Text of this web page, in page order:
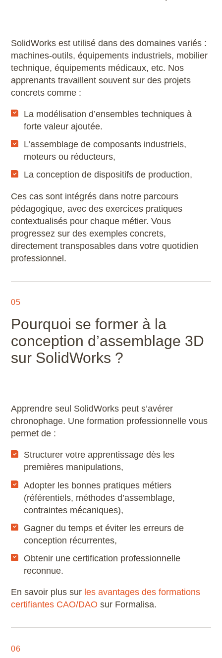
SolidWorks est utilisé dans des domaines variés :
machines-outils, équipements industriels, mobilier
technique, équipements médicaux, etc. Nos
apprenants travaillent souvent sur des projets
concrets comme :
La modélisation d’ensembles techniques à
forte valeur ajoutée.
L’assemblage de composants industriels,
moteurs ou réducteurs,
La conception de dispositifs de production,
Ces cas sont intégrés dans notre parcours
pédagogique, avec des exercices pratiques
contextualisés pour chaque métier. Vous
progressez sur des exemples concrets,
directement transposables dans votre quotidien
professionnel.
05
Pourquoi se former à la
conception d’assemblage 3D
sur SolidWorks ?
Apprendre seul SolidWorks peut s’avérer
chronophage. Une formation professionnelle vous
permet de :
Structurer votre apprentissage dès les
premières manipulations,
Adopter les bonnes pratiques métiers
(référentiels, méthodes d’assemblage,
contraintes mécaniques),
Gagner du temps et éviter les erreurs de
conception récurrentes,
Obtenir une certification professionnelle
reconnue.
En savoir plus sur les avantages des formations
certifiantes CAO/DAO sur Formalisa.
06